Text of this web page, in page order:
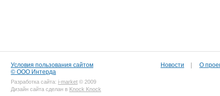
Условия пользования сайтом
© ООО Интерда
Разработка сайта: i-market © 2009
Дизайн сайта сделан в Knock Knock
Новости О